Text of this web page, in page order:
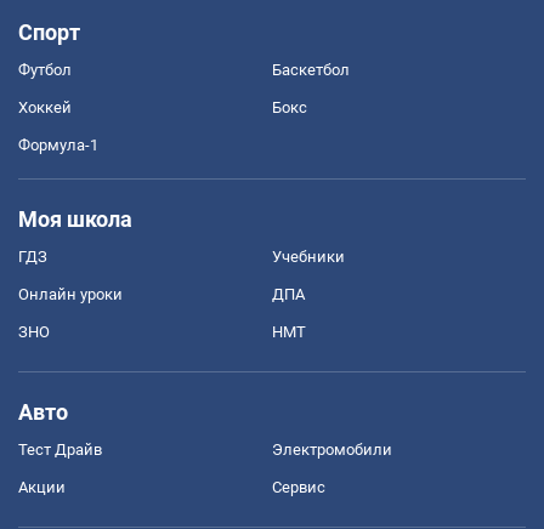
Спорт
Футбол Баскетбол
Хоккей Бокс
Формула-1
Моя школа
ГДЗ Учебники
Онлайн уроки ДПА
ЗНО НМТ
Авто
Тест Драйв Электромобили
Акции Сервис